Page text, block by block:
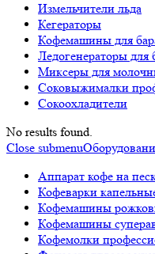
Измельчители льда
Кегераторы
Кофемашины для
Ледогенераторы для
Миксеры для
Соковыжималки
Сокоохладители
No results found.
Close submenu
Аппарат кофе на
Кофеварки
Кофемашины
Кофемашины
Кофемолки